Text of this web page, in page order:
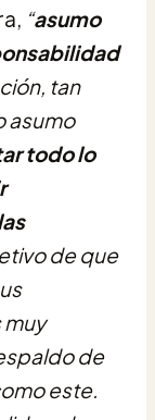
“asumo
tan
asumo
todo lo
de que
de
este.